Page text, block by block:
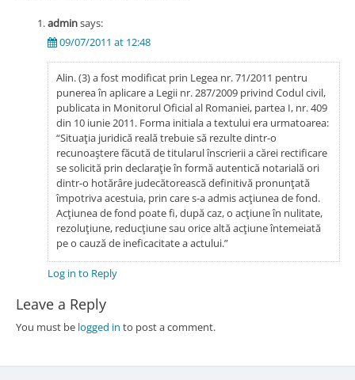
adminsays:
09/07/2011 at 12:48
Alin. (3) a fost modificat prin Legea nr. 71/2011 pentru
punerea în aplicare a Legii nr. 287/2009 privind Codul civil,
publicata in Monitorul Oficial al Romaniei, partea I, nr. 409
din 10 iunie 2011. Forma initiala a textului era urmatoarea:
“Situaţia juridică reală trebuie să rezulte dintr-o
recunoaştere făcută de titularul înscrierii a cărei rectificare
se solicită prin declaraţie în formă autentică notarială ori
dintr-o hotărâre judecătorească definitivă pronunţată
împotriva acestuia, prin care s-a admis acţiunea de fond.
Acţiunea de fond poate fi, după caz, o acţiune în nulitate,
rezoluţiune, reducţiune sau orice altă acţiune întemeiată
pe o cauză de ineficacitate a actului.”
Log in to Reply
Leave a Reply
You must be logged in to post a comment.